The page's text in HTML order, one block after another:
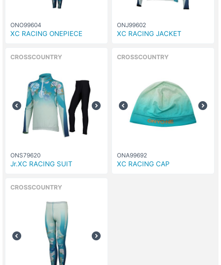
ONO99604
XC RACING ONEPIECE
ONJ99602
XC RACING JACKET
CROSSCOUNTRY
ONS79620
Jr.XC RACING SUIT
CROSSCOUNTRY
ONA99692
XC RACING CAP
CROSSCOUNTRY